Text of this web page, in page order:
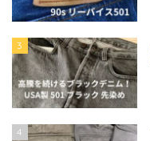
3
4